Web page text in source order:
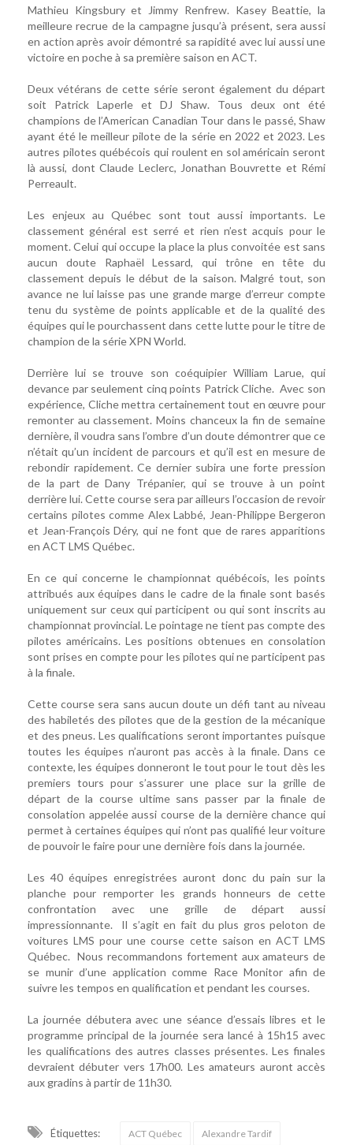
Mathieu Kingsbury et Jimmy Renfrew. Kasey Beattie, la
meilleure recrue de la campagne jusqu’à présent, sera aussi
en action après avoir démontré sa rapidité avec lui aussi une
victoire en poche à sa première saison en ACT.
Deux vétérans de cette série seront également du départ
soit Patrick Laperle et DJ Shaw. Tous deux ont été
champions de l’American Canadian Tour dans le passé, Shaw
ayant été le meilleur pilote de la série en 2022 et 2023. Les
autres pilotes québécois qui roulent en sol américain seront
là aussi, dont Claude Leclerc, Jonathan Bouvrette et Rémi
Perreault.
Les enjeux au Québec sont tout aussi importants. Le
classement général est serré et rien n’est acquis pour le
moment. Celui qui occupe la place la plus convoitée est sans
aucun doute Raphaël Lessard, qui trône en tête du
classement depuis le début de la saison. Malgré tout, son
avance ne lui laisse pas une grande marge d’erreur compte
tenu du système de points applicable et de la qualité des
équipes qui le pourchassent dans cette lutte pour le titre de
champion de la série XPN World.
Derrière lui se trouve son coéquipier William Larue, qui
devance par seulement cinq points Patrick Cliche. Avec son
expérience, Cliche mettra certainement tout en œuvre pour
remonter au classement. Moins chanceux la fin de semaine
dernière, il voudra sans l’ombre d’un doute démontrer que ce
n’était qu’un incident de parcours et qu’il est en mesure de
rebondir rapidement. Ce dernier subira une forte pression
de la part de Dany Trépanier, qui se trouve à un point
derrière lui. Cette course sera par ailleurs l’occasion de revoir
certains pilotes comme Alex Labbé, Jean-Philippe Bergeron
et Jean-François Déry, qui ne font que de rares apparitions
en ACT LMS Québec.
En ce qui concerne le championnat québécois, les points
attribués aux équipes dans le cadre de la finale sont basés
uniquement sur ceux qui participent ou qui sont inscrits au
championnat provincial. Le pointage ne tient pas compte des
pilotes américains. Les positions obtenues en consolation
sont prises en compte pour les pilotes qui ne participent pas
à la finale.
Cette course sera sans aucun doute un défi tant au niveau
des habiletés des pilotes que de la gestion de la mécanique
et des pneus. Les qualifications seront importantes puisque
toutes les équipes n’auront pas accès à la finale. Dans ce
contexte, les équipes donneront le tout pour le tout dès les
premiers tours pour s’assurer une place sur la grille de
départ de la course ultime sans passer par la finale de
consolation appelée aussi course de la dernière chance qui
permet à certaines équipes qui n’ont pas qualifié leur voiture
de pouvoir le faire pour une dernière fois dans la journée.
Les 40 équipes enregistrées auront donc du pain sur la
planche pour remporter les grands honneurs de cette
confrontation avec une grille de départ aussi
impressionnante. Il s’agit en fait du plus gros peloton de
voitures LMS pour une course cette saison en ACT LMS
Québec. Nous recommandons fortement aux amateurs de
se munir d’une application comme Race Monitor afin de
suivre les tempos en qualification et pendant les courses.
La journée débutera avec une séance d’essais libres et le
programme principal de la journée sera lancé à 15h15 avec
les qualifications des autres classes présentes. Les finales
devraient débuter vers 17h00. Les amateurs auront accès
aux gradins à partir de 11h30.
Étiquettes: ACT Québec Alexandre Tardif